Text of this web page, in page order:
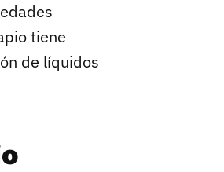
tiene
de líquidos